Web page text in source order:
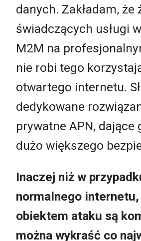
danych. Zakładam, że
świadczących usługi
M2M na
nie robi tego
otwartego internetu.
dedykowane
prywatne APN, dające
dużo większego
Inaczej niż w
normalnego
obiektem ataku są
można wykraść co